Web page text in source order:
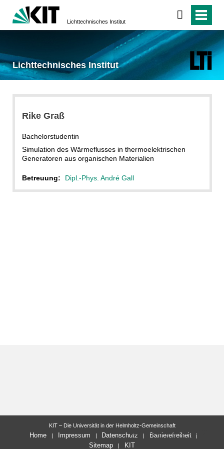
Lichttechnisches Institut
Lichttechnisches Institut
Rike Graß
Bachelorstudentin
Simulation des Wärmeflusses in thermoelektrischen
Generatoren aus organischen Materialien
Betreuung: Dipl.-Phys. André Gall
letzte Änderung: 10.11.2021
KIT – Die Universität in der Helmholtz-Gemeinschaft
Home Impressum Datenschutz
Barrierefreiheit
Sitemap
KIT